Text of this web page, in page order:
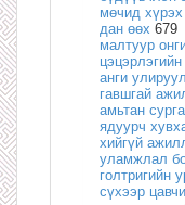
мөчид хүрэх
дан өөх 679
малтуур
цэцэрлэгийн
анги
гавшгай
амьтан
ядуурч
хийгүй
уламжлал
голтригийн
сүхээр